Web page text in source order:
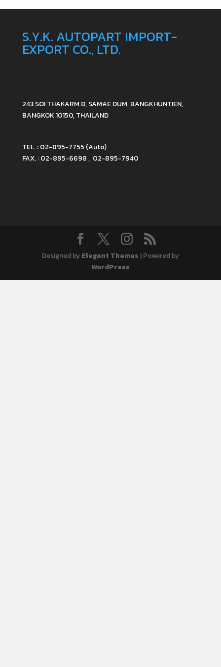
S.Y.K. AUTOPART IMPORT-
EXPORT CO., LTD.
243 SOI THAKARM 8, SAMAE DUM, BANGKHUNTIEN,
BANGKOK 10150, THAILAND
TEL. : 02-895-7755 (Auto)
FAX. : 02-895-6698 , 02-895-7940
Designed byElegant Themes | Powered by
WordPress